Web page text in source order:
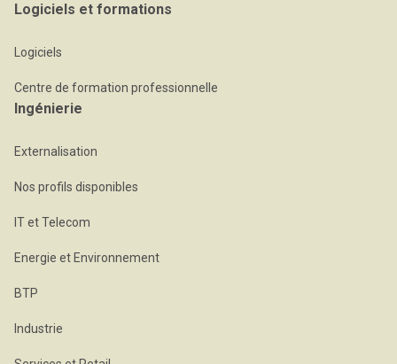
Logiciels et formations
Logiciels
Centre de formation professionnelle
Ingénierie
Externalisation
Nos profils disponibles
IT et Telecom
Energie et Environnement
BTP
Industrie